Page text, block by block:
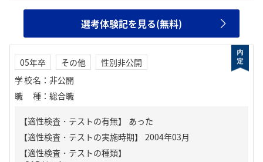
選考体験記を見る(無料)
05年卒 その他
性別非公開
学校名 ： 非公開
職種 ： 総合職
【適性検査・テストの有無】 あった
【適性検査・テストの種類】